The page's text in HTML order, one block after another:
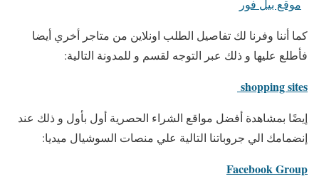
موقع بيل فور
كما أننا وفرنا لك تفاصيل الطلب اونلاين من متاجر أخري أيضا
فأطلع عليها و ذلك عبر التوجه لقسم و للمدونة التالية:
shopping sites
إيضًا بمشاهدة أفضل مواقع الشراء الحصرية أول بأول و ذلك عند
إنضمامك الي جروباتنا التالية علي منصات السوشيال ميديا:
Facebook Group